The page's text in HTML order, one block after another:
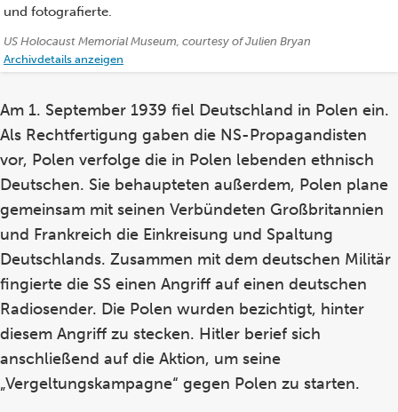
und fotografierte.
Nachweise:
US Holocaust Memorial Museum, courtesy of Julien Bryan
Archivdetails anzeigen
Am 1. September 1939 fiel Deutschland in Polen ein.
Als Rechtfertigung gaben die NS-Propagandisten
vor, Polen verfolge die in Polen lebenden ethnisch
Deutschen. Sie behaupteten außerdem, Polen plane
gemeinsam mit seinen Verbündeten Großbritannien
und Frankreich die Einkreisung und Spaltung
Deutschlands. Zusammen mit dem deutschen Militär
fingierte die SS einen Angriff auf einen deutschen
Radiosender. Die Polen wurden bezichtigt, hinter
diesem Angriff zu stecken. Hitler berief sich
anschließend auf die Aktion, um seine
„Vergeltungskampagne“ gegen Polen zu starten.